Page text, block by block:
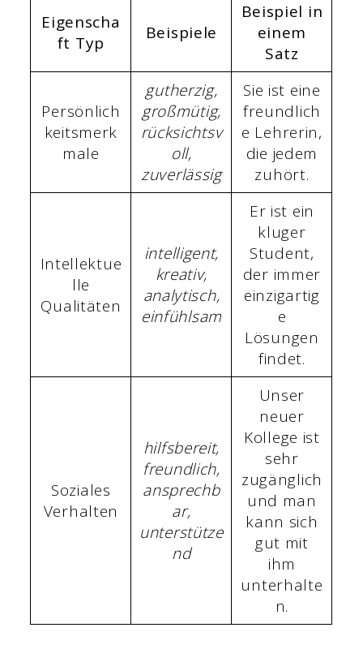
Eigenscha
ft Typ
Beispiele
Beispiel in
einem
Satz
Persönlich
keitsmerk
male
gutherzig,
großmütig,
rücksichtsv
oll,
zuverlässig
Sie ist eine
freundlich
e Lehrerin,
die jedem
zuhört.
Intellektue
lle
Qualitäten
intelligent,
kreativ,
analytisch,
einfühlsam
Er ist ein
kluger
Student,
der immer
einzigartig
e
Lösungen
findet.
Soziales
Verhalten
hilfsbereit,
freundlich,
ansprechb
ar,
unterstütze
nd
Unser
neuer
Kollege ist
sehr
zugänglich
und man
kann sich
gut mit
ihm
unterhalte
n.